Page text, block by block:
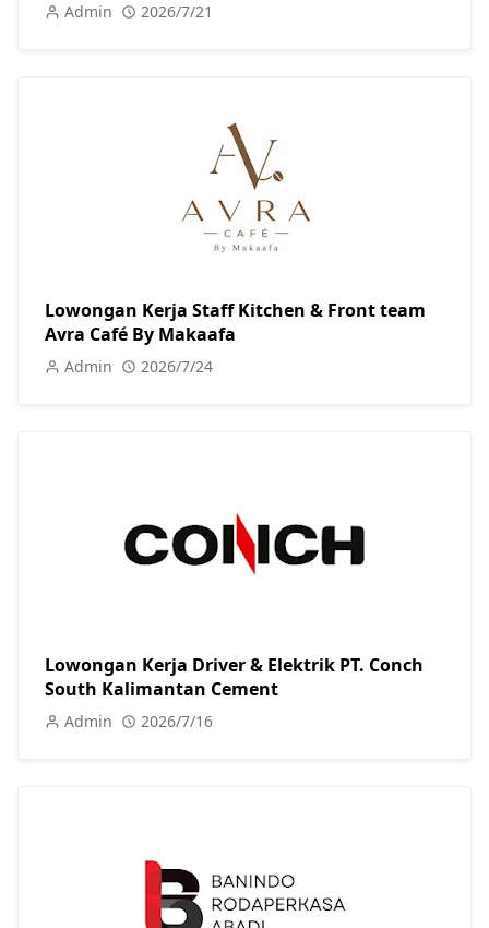
Admin 2026/7/21
Lowongan Kerja Staff Kitchen & Front team
Avra Café By Makaafa
Admin 2026/7/24
Lowongan Kerja Driver & Elektrik PT. Conch
South Kalimantan Cement
Admin 2026/7/16